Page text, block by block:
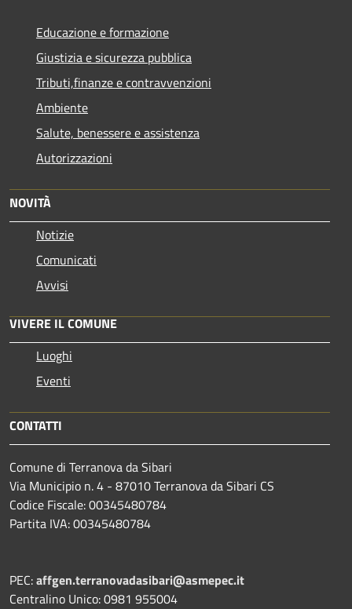
Educazione e formazione
Giustizia e sicurezza pubblica
Tributi,finanze e contravvenzioni
Ambiente
Salute, benessere e assistenza
Autorizzazioni
NOVITÀ
Notizie
Comunicati
Avvisi
VIVERE IL COMUNE
Luoghi
Eventi
CONTATTI
Comune di Terranova da Sibari
Via Municipio n. 4 - 87010 Terranova da Sibari CS
Codice Fiscale: 00345480784
Partita IVA: 00345480784
PEC:affgen.terranovadasibari@asmepec.it
Centralino Unico: 0981 955004